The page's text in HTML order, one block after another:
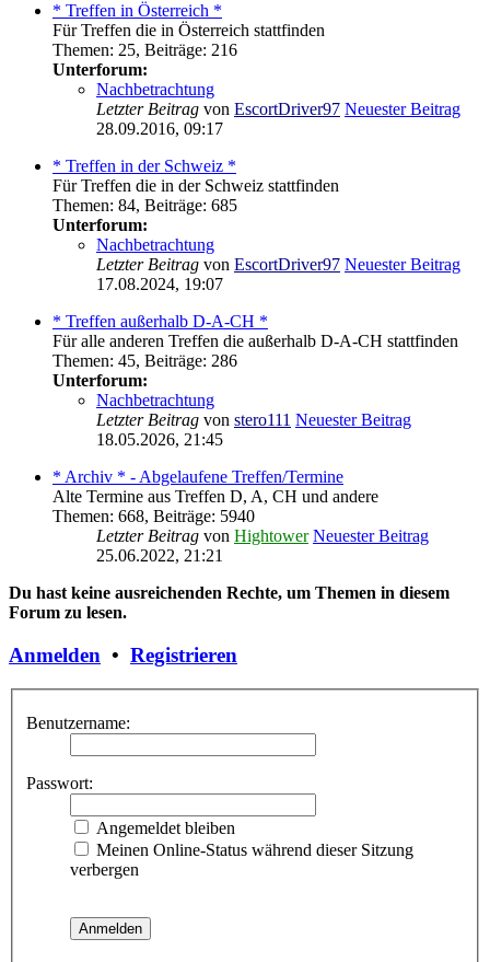
* Treffen in Österreich *
Für Treffen die in Österreich stattfinden
Themen: 25, Beiträge: 216
Unterforum:
Nachbetrachtung
Letzter Beitrag von EscortDriver97 Neuester Beitrag
28.09.2016, 09:17
* Treffen in der Schweiz *
Für Treffen die in der Schweiz stattfinden
Themen: 84, Beiträge: 685
Unterforum:
Nachbetrachtung
Letzter Beitrag von EscortDriver97 Neuester Beitrag
17.08.2024, 19:07
* Treffen außerhalb D-A-CH *
Für alle anderen Treffen die außerhalb D-A-CH stattfinden
Themen: 45, Beiträge: 286
Unterforum:
Nachbetrachtung
Letzter Beitrag von stero111 Neuester Beitrag
18.05.2026, 21:45
* Archiv * - Abgelaufene Treffen/Termine
Alte Termine aus Treffen D, A, CH und andere
Themen: 668, Beiträge: 5940
Letzter Beitrag von Hightower Neuester Beitrag
25.06.2022, 21:21
Du hast keine ausreichenden Rechte, um Themen in diesem
Forum zu lesen.
Anmelden • Registrieren
Benutzername:
Passwort:
Angemeldet bleiben
Meinen Online-Status während dieser Sitzung
verbergen